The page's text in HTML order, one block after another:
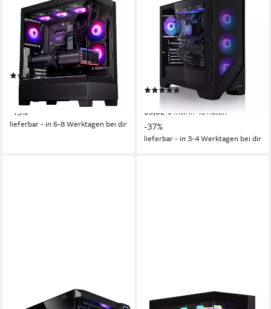
AMD Ryzen 9 mit RTX 5080
16GB Gaming-PC
AMD Ryzen 9 Prozessor
RTX 5080 16,00 GB Grafikkarte
1000 GB Speicherkapazität
(3)
ab 2.599,00 € UVP
2.999,00 €
75,46 €
mtl. in 48 Raten
-13%
lieferbar - in 6-8 Werktagen bei dir
R7 9800X3D mit RTX5080
16GB und 32GB DDR5 RAM
Gaming-PC
AMD Ryzen 7 Prozessor
GeForce RTX 5080 16 GB
Grafikkarte
Speicherkapazität
(1)
2.949,00 € UVP4.649,00 €
85,62 € mtl. in 48 Raten
-37%
lieferbar - in 3-4 Werktagen bei dir
CAPTIVA